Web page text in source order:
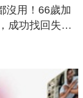
沒用！66歲加
成功找回失散